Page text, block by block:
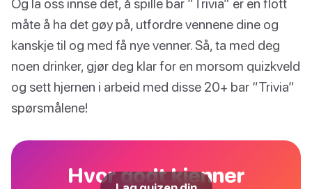
Og la oss innse det, å spille bar “Trivia” er en flott
måte å ha det gøy på, utfordre vennene dine og
kanskje til og med få nye venner. Så, ta med deg
noen drinker, gjør deg klar for en morsom quizkveld
og sett hjernen i arbeid med disse 20+ bar “Trivia”
spørsmålene!
Hvor godt kjenner